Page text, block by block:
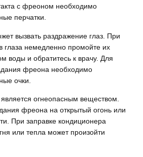
с фреоном необходимо
перчатки.
вызвать раздражение глаз. При
глаза немедленно промойте их
воды и обратитесь к врачу. Для
фреона необходимо
очки.
огнеопасным веществом.
фреона на открытый огонь или
При заправке кондиционера
или тепла может произойти